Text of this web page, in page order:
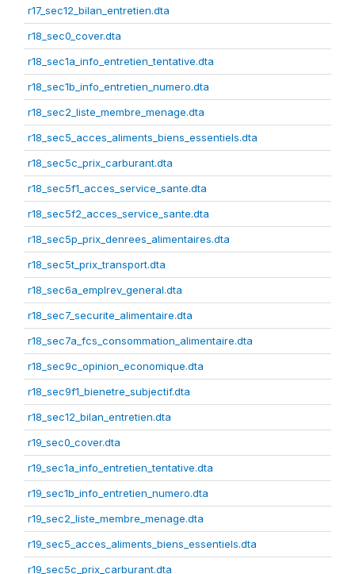
r17_sec12_bilan_entretien.dta
r18_sec0_cover.dta
r18_sec1a_info_entretien_tentative.dta
r18_sec1b_info_entretien_numero.dta
r18_sec2_liste_membre_menage.dta
r18_sec5_acces_aliments_biens_essentiels.dta
r18_sec5c_prix_carburant.dta
r18_sec5f1_acces_service_sante.dta
r18_sec5f2_acces_service_sante.dta
r18_sec5p_prix_denrees_alimentaires.dta
r18_sec5t_prix_transport.dta
r18_sec6a_emplrev_general.dta
r18_sec7_securite_alimentaire.dta
r18_sec7a_fcs_consommation_alimentaire.dta
r18_sec9c_opinion_economique.dta
r18_sec9f1_bienetre_subjectif.dta
r18_sec12_bilan_entretien.dta
r19_sec0_cover.dta
r19_sec1a_info_entretien_tentative.dta
r19_sec1b_info_entretien_numero.dta
r19_sec2_liste_membre_menage.dta
r19_sec5_acces_aliments_biens_essentiels.dta
r19_sec5c_prix_carburant.dta